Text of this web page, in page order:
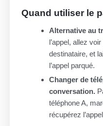
Quand utiliser le
Alternative au
l’appel, allez
destinataire, et
l’appel parqué.
Changer de
conversation.
téléphone A,
récupérez